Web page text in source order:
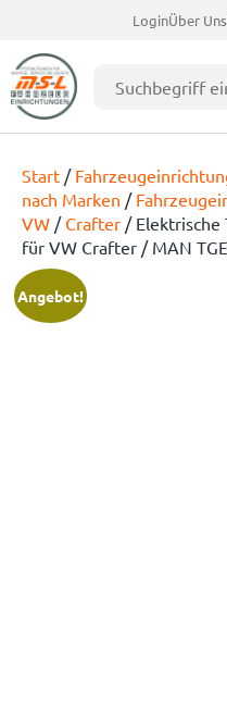
LoginÜber Uns
Start /
nach Marken /
VW / Crafter / Elektrische
für VW Crafter / MAN
Angebot!